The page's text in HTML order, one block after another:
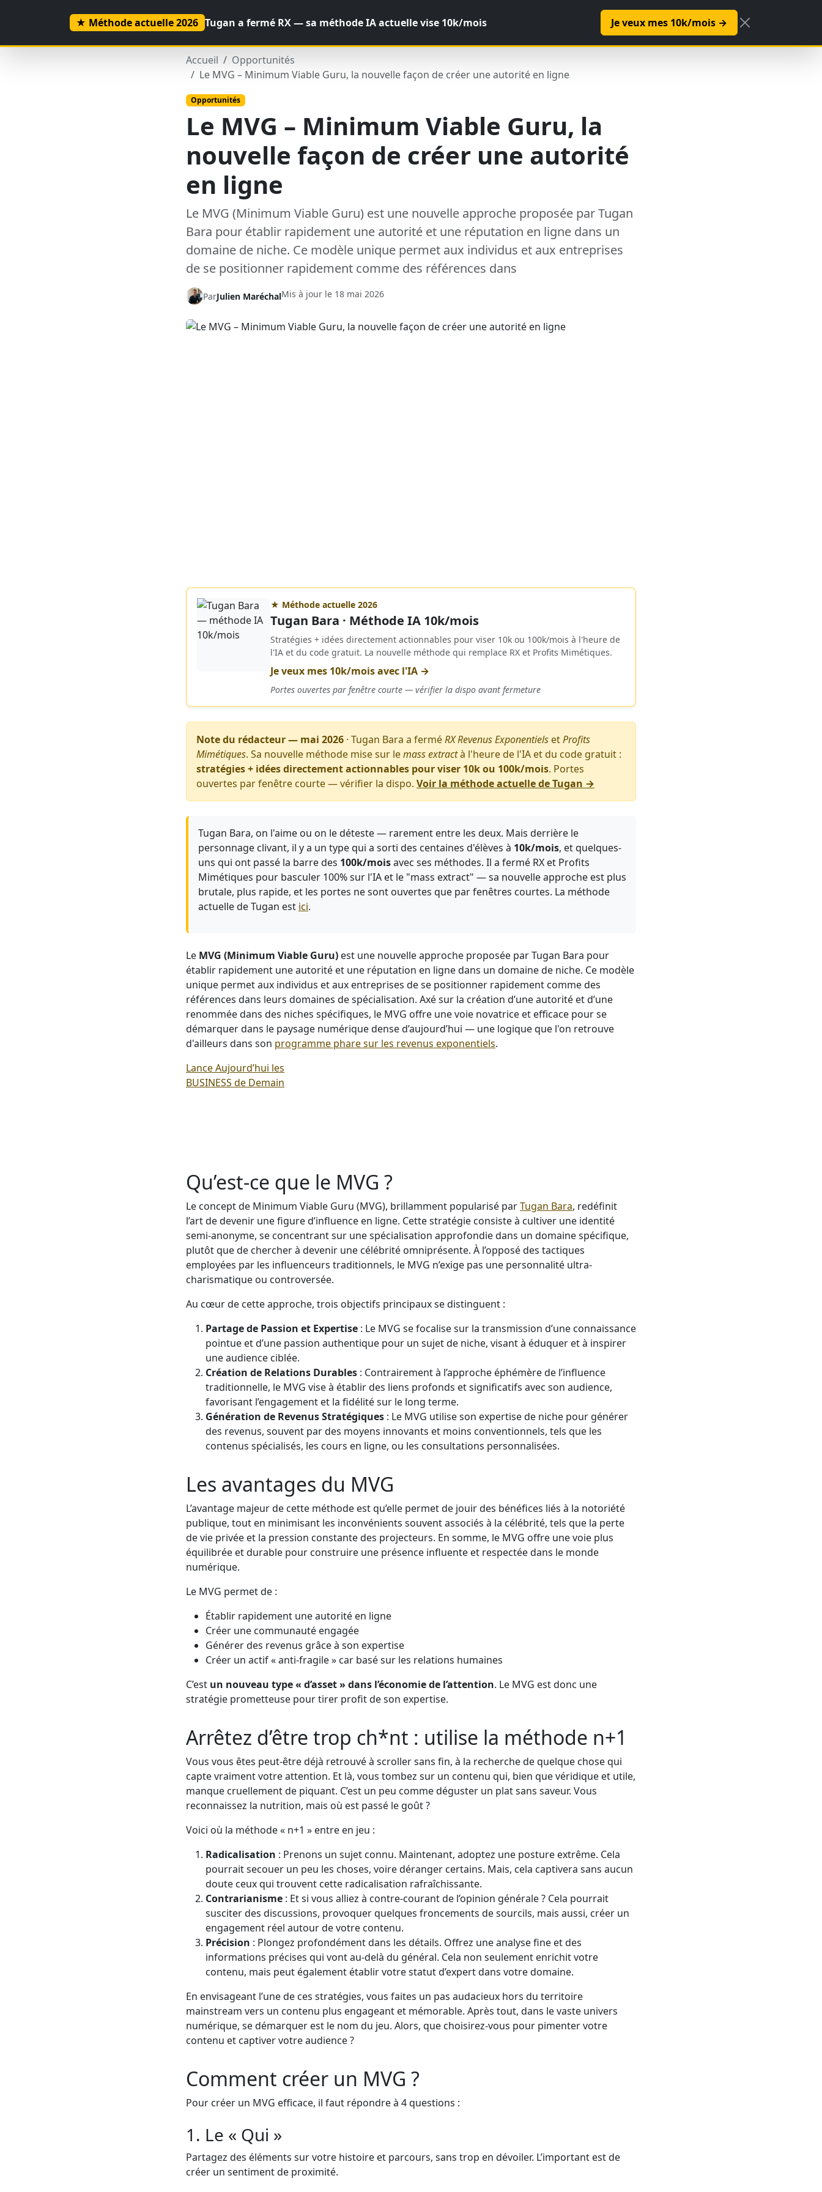
Tout savoir avec Julien Maréchal ! IA Formation Logiciels Opportunités
Accueil
Opportunités
Le MVG – Minimum Viable Guru, la nouvelle façon de créer une autorité en ligne
Opportunités
Le MVG – Minimum Viable Guru, la
nouvelle façon de créer une autorité
en ligne
Le MVG (Minimum Viable Guru) est une nouvelle approche proposée par Tugan
Bara pour établir rapidement une autorité et une réputation en ligne dans un
domaine de niche. Ce modèle unique permet aux individus et aux entreprises
de se positionner rapidement comme des références dans
ParJulien MaréchalMis à jour le 18 mai 2026
★ Méthode actuelle 2026
Tugan Bara · Méthode IA 10k/mois
Stratégies + idées directement actionnables pour viser 10k ou 100k/mois à l'heure de
l'IA et du code gratuit. La nouvelle méthode qui remplace RX et Profits Mimétiques.
Je veux mes 10k/mois avec l'IA →
Portes ouvertes par fenêtre courte — vérifier la dispo avant fermeture
Note du rédacteur — mai 2026 · Tugan Bara a ferméRX Revenus Exponentiels etProfits
Mimétiques. Sa nouvelle méthode mise sur lemass extractà l'heure de l'IA et du code gratuit :
stratégies + idées directement actionnables pour viser 10k ou 100k/mois. Portes
ouvertes par fenêtre courte — vérifier la dispo. Voir la méthode actuelle de Tugan →
Tugan Bara, on l'aime ou on le déteste — rarement entre les deux. Mais derrière le
personnage clivant, il y a un type qui a sorti des centaines d'élèves à 10k/mois, et quelques-
uns qui ont passé la barre des 100k/moisavec ses méthodes. Il a fermé RX et Profits
Mimétiques pour basculer 100% sur l'IA et le "mass extract" — sa nouvelle approche est plus
brutale, plus rapide, et les portes ne sont ouvertes que par fenêtres courtes. La méthode
actuelle de Tugan est ici.
Le MVG (Minimum Viable Guru) est une nouvelle approche proposée par Tugan Bara pour
établir rapidement une autorité et une réputation en ligne dans un domaine de niche. Ce modèle
unique permet aux individus et aux entreprises de se positionner rapidement comme des
références dans leurs domaines de spécialisation. Axé sur la création d’une autorité et d’une
renommée dans des niches spécifiques, le MVG offre une voie novatrice et efficace pour se
démarquer dans le paysage numérique dense d’aujourd’hui — une logique que l'on retrouve
d'ailleurs dans son programme phare sur les revenus exponentiels.
Lance Aujourd’hui les
BUSINESS de Demain
Qu’est-ce que le MVG ?
Le concept de Minimum Viable Guru (MVG), brillamment popularisé parTugan Bara, redéfinit
l’art de devenir une figure d’influence en ligne. Cette stratégie consiste à cultiver une identité
semi-anonyme, se concentrant sur une spécialisation approfondie dans un domaine spécifique,
plutôt que de chercher à devenir une célébrité omniprésente. À l’opposé des tactiques
employées par les influenceurs traditionnels, le MVG n’exige pas une personnalité ultra-
charismatique ou controversée.
Au cœur de cette approche, trois objectifs principaux se distinguent :
Partage de Passion et Expertise : Le MVG se focalise sur la transmission d’une connaissance
pointue et d’une passion authentique pour un sujet de niche, visant à éduquer et à inspirer
une audience ciblée.
Création de Relations Durables : Contrairement à l’approche éphémère de l’influence
traditionnelle, le MVG vise à établir des liens profonds et significatifs avec son audience,
favorisant l’engagement et la fidélité sur le long terme.
Génération de Revenus Stratégiques : Le MVG utilise son expertise de niche pour générer
des revenus, souvent par des moyens innovants et moins conventionnels, tels que les
contenus spécialisés, les cours en ligne, ou les consultations personnalisées.
Les avantages du MVG
L’avantage majeur de cette méthode est qu’elle permet de jouir des bénéfices liés à la notoriété
publique, tout en minimisant les inconvénients souvent associés à la célébrité, tels que la perte
de vie privée et la pression constante des projecteurs. En somme, le MVG offre une voie plus
équilibrée et durable pour construire une présence influente et respectée dans le monde
numérique.
Le MVG permet de :
Établir rapidement une autorité en ligne
Créer une communauté engagée
Générer des revenus grâce à son expertise
Créer un actif « anti-fragile » car basé sur les relations humaines
C’est un nouveau type « d’asset » dans l’économie de l’attention. Le MVG est donc une
stratégie prometteuse pour tirer profit de son expertise.
Arrêtez d’être trop ch*nt : utilise la méthode n+1
Vous vous êtes peut-être déjà retrouvé à scroller sans fin, à la recherche de quelque chose qui
capte vraiment votre attention. Et là, vous tombez sur un contenu qui, bien que véridique et utile,
manque cruellement de piquant. C’est un peu comme déguster un plat sans saveur. Vous
reconnaissez la nutrition, mais où est passé le goût ?
Voici où la méthode « n+1 » entre en jeu :
Radicalisation : Prenons un sujet connu. Maintenant, adoptez une posture extrême. Cela
pourrait secouer un peu les choses, voire déranger certains. Mais, cela captivera sans aucun
doute ceux qui trouvent cette radicalisation rafraîchissante.
Contrarianisme : Et si vous alliez à contre-courant de l’opinion générale ? Cela pourrait
susciter des discussions, provoquer quelques froncements de sourcils, mais aussi, créer un
engagement réel autour de votre contenu.
Précision : Plongez profondément dans les détails. Offrez une analyse fine et des
informations précises qui vont au-delà du général. Cela non seulement enrichit votre
contenu, mais peut également établir votre statut d’expert dans votre domaine.
En envisageant l’une de ces stratégies, vous faites un pas audacieux hors du territoire
mainstream vers un contenu plus engageant et mémorable. Après tout, dans le vaste univers
numérique, se démarquer est le nom du jeu. Alors, que choisirez-vous pour pimenter votre
contenu et captiver votre audience ?
Comment créer un MVG ?
Pour créer un MVG efficace, il faut répondre à 4 questions :
1. Le « Qui »
Partagez des éléments sur votre histoire et parcours, sans trop en dévoiler. L’important est de
créer un sentiment de proximité.
★ Méthode actuelle 2026 Tugan a fermé RX — sa méthode IA actuelle vise 10k/mois Je veux mes 10k/mois →